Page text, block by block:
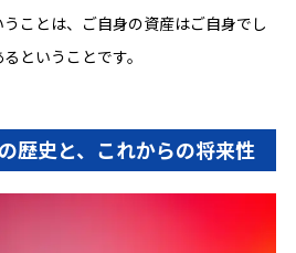
ことは、ご自身の資産はご自身でし
ということです。
歴史と、これからの将来性